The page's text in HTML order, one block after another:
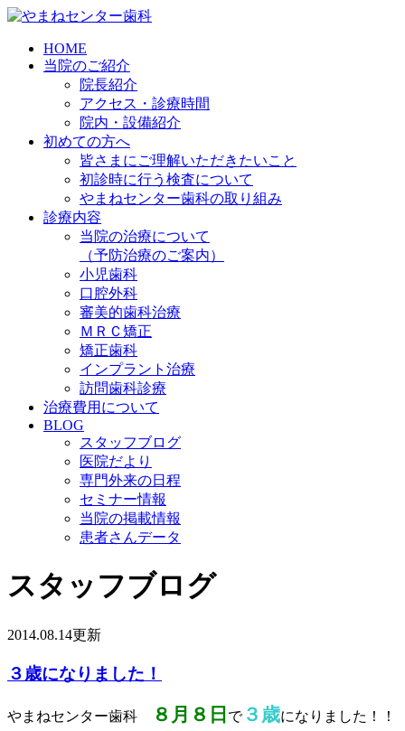
HOME
当院のご紹介
院長紹介
アクセス・診療時間
院内・設備紹介
初めての方へ
皆さまにご理解いただきたいこと
初診時に行う検査について
やまねセンター歯科の取り組み
診療内容
当院の治療について
（予防治療のご案内）
小児歯科
口腔外科
審美的歯科治療
ＭＲＣ矯正
矯正歯科
インプラント治療
訪問歯科診療
治療費用について
BLOG
スタッフブログ
医院だより
専門外来の日程
セミナー情報
当院の掲載情報
患者さんデータ
スタッフブログ
2014.08.14更新
３歳になりました！
やまねセンター歯科 ８月８日 で３歳になりました！！